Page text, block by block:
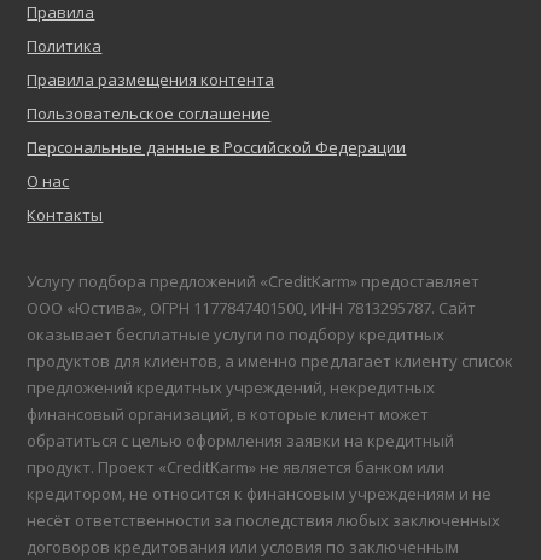
Правила
Политика
Правила размещения контента
Пользовательское соглашение
Персональные данные в Российской Федерации
О нас
Контакты
Услугу подбора предложений «CreditKarm» предоставляет
ООО «Юстива», ОГРН 1177847401500, ИНН 7813295787. Сайт
оказывает бесплатные услуги по подбору кредитных
продуктов для клиентов, а именно предлагает клиенту список
предложений кредитных учреждений, некредитных
финансовый организаций, в которые клиент может
обратиться с целью оформления заявки на кредитный
продукт. Проект «CreditKarm» не является банком или
кредитором, не относится к финансовым учреждениям и не
несёт ответственности за последствия любых заключенных
договоров кредитования или условия по заключенным